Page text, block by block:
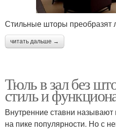
Стильные шторы преобразят
читать дальше →
Тюль в зал без
стиль и
Внутренние ставни
на пике популярности. Но с